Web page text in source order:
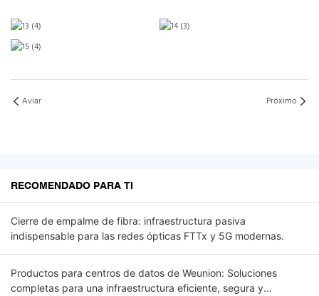
Aviar Próximo
RECOMENDADO PARA TI
Cierre de empalme de fibra: infraestructura pasiva
indispensable para las redes ópticas FTTx y 5G modernas.
Productos para centros de datos de Weunion: Soluciones
completas para una infraestructura eficiente, segura y